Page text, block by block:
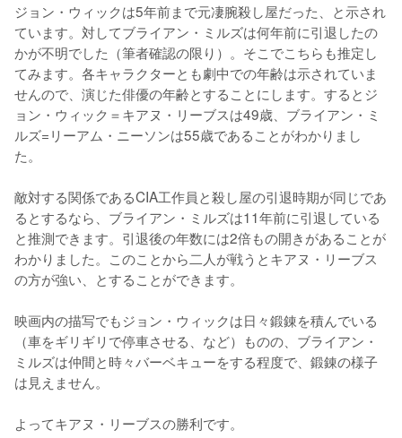
ジョン・ウィックは5年前まで元凄腕殺し屋だった、と示され
ています。対してブライアン・ミルズは何年前に引退したの
かが不明でした（筆者確認の限り）。そこでこちらも推定し
てみます。各キャラクターとも劇中での年齢は示されていま
せんので、演じた俳優の年齢とすることにします。するとジ
ョン・ウィック＝キアヌ・リーブスは49歳、ブライアン・ミ
ルズ=リーアム・ニーソンは55歳であることがわかりまし
た。
敵対する関係であるCIA工作員と殺し屋の引退時期が同じであ
るとするなら、ブライアン・ミルズは11年前に引退している
と推測できます。引退後の年数には2倍もの開きがあることが
わかりました。このことから二人が戦うとキアヌ・リーブス
の方が強い、とすることができます。
映画内の描写でもジョン・ウィックは日々鍛錬を積んでいる
（車をギリギリで停車させる、など）ものの、ブライアン・
ミルズは仲間と時々バーベキューをする程度で、鍛錬の様子
は見えません。
よってキアヌ・リーブスの勝利です。